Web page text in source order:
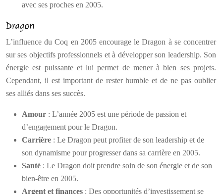
avec ses proches en 2005.
Dragon
L’influence du Coq en 2005 encourage le Dragon à se concentrer
sur ses objectifs professionnels et à développer son leadership. Son
énergie est puissante et lui permet de mener à bien ses projets.
Cependant, il est important de rester humble et de ne pas oublier
ses alliés dans ses succès.
Amour : L’année 2005 est une période de passion et
d’engagement pour le Dragon.
Carrière : Le Dragon peut profiter de son leadership et de
son dynamisme pour progresser dans sa carrière en 2005.
Santé : Le Dragon doit prendre soin de son énergie et de son
bien-être en 2005.
Argent et finances : Des opportunités d’investissement se